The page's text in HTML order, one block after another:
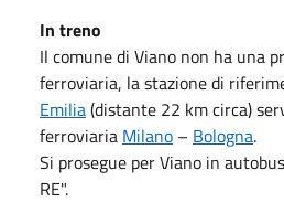
In treno
Il comune di Viano non ha una
ferroviaria, la stazione di
Emilia(distante 22 km circa)
ferroviaria Milano – Bologna.
Si prosegue per Viano in
RE".